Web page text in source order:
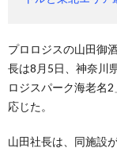
プロロジスの山田御
長は8月5日、神奈川
ロジスパーク海老名
応じた。
山田社長は、同施設